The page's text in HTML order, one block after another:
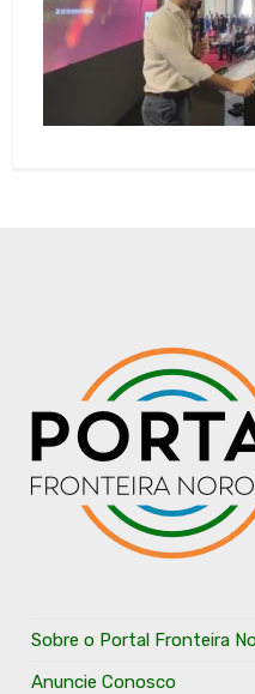
Sobre o Portal Fronteira
Anuncie Conosco